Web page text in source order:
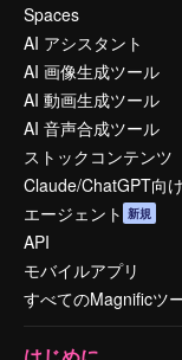
Spaces
AI アシスタント
AI 画像生成ツール
AI 動画生成ツール
AI 音声合成ツール
ストックコンテンツ
Claude/ChatGPT向
エージェント 新規
API
モバイルアプリ
すべてのMagnificツ